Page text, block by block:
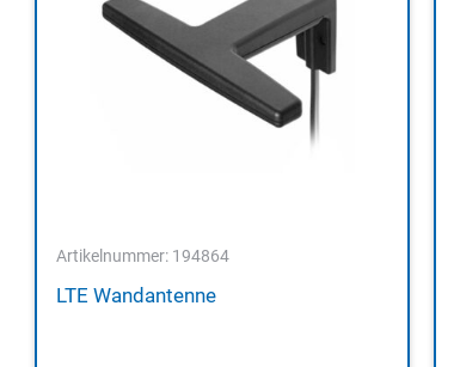
Artikelnummer: 194864
LTE Wandantenne